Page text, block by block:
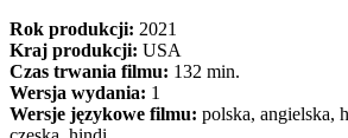
Rok produkcji: 2021
Kraj produkcji: USA
Czas trwania filmu: 132 min.
Wersja wydania: 1
Wersje językowe filmu: polska, angielska,